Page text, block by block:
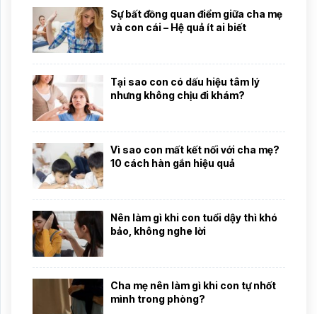
Sự bất đồng quan điểm giữa cha mẹ
và con cái – Hệ quả ít ai biết
Tại sao con có dấu hiệu tâm lý
nhưng không chịu đi khám?
Vì sao con mất kết nối với cha mẹ?
10 cách hàn gắn hiệu quả
Nên làm gì khi con tuổi dậy thì khó
bảo, không nghe lời
Cha mẹ nên làm gì khi con tự nhốt
mình trong phòng?